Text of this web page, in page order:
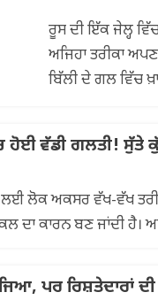
ਫੇਲ੍ਹ
ਰੂਸ ਦੀ ਇੱਕ ਜੇਲ੍ਹ
ਅਜਿਹਾ ਤਰੀਕਾ
ਬਿੱਲੀ ਦੇ ਗਲ ਵਿੱਚ
ਵੱਡੀ ਗਲਤੀ! ਸੁੱਤੇ
ਲੋਕ ਅਕਸਰ ਵੱਖ-ਵੱਖ
ਦਾ ਕਾਰਨ ਬਣ ਜਾਂਦੀ ਹੈ।
ਪਰ